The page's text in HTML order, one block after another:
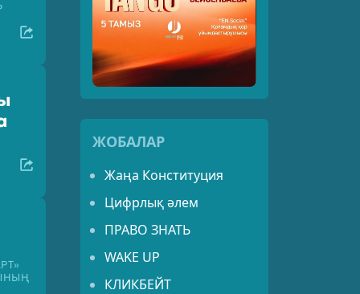
ЖОБАЛАР
Жаңа Конституция
Цифрлық әлем
ПРАВО ЗНАТЬ
WAKE UP
КЛИКБЕЙТ